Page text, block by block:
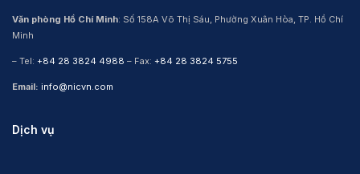
Văn phòng Hồ Chí Minh: Số 158A Võ Thị Sáu, Phường Xuân Hòa, TP. Hồ Chí
Minh
– Tel: +84 28 3824 4988 – Fax: +84 28 3824 5755
Email: info@nicvn.com
Dịch vụ